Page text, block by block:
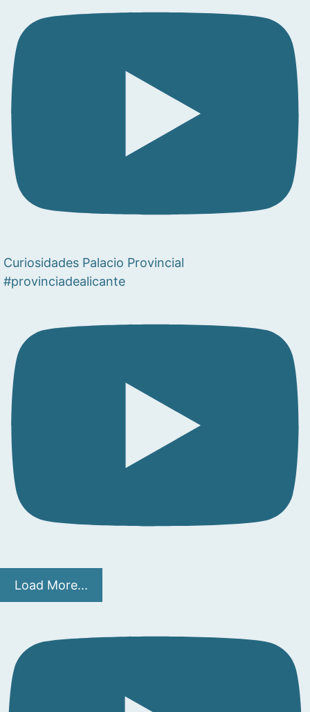
Curiosidades Palacio Provincial
#provinciadealicante
Load More...